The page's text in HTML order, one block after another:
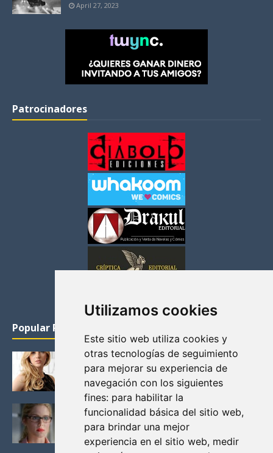
Utilizamos cookies
Este sitio web utiliza cookies y
otras tecnologías de seguimiento
para mejorar su experiencia de
navegación con los siguientes
fines: para habilitar la
funcionalidad básica del sitio web,
para brindar una mejor
experiencia en el sitio web, medir
April 27, 2023
Patrocinadores
Popular Posts
KATHERYN WINNICK: LA ACTRIZ MAS GUAPA DE
VIKINGOS
Junio 14, 2013
FELICITY (EMILY BETT RICKARDS), LAS FOTOS
MAS BONITAS DE LA ALIADA DE ARROW
Noviembre 30, 2013